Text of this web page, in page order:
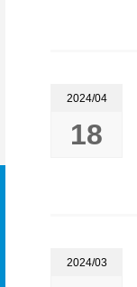
2024/04
18
2024/03